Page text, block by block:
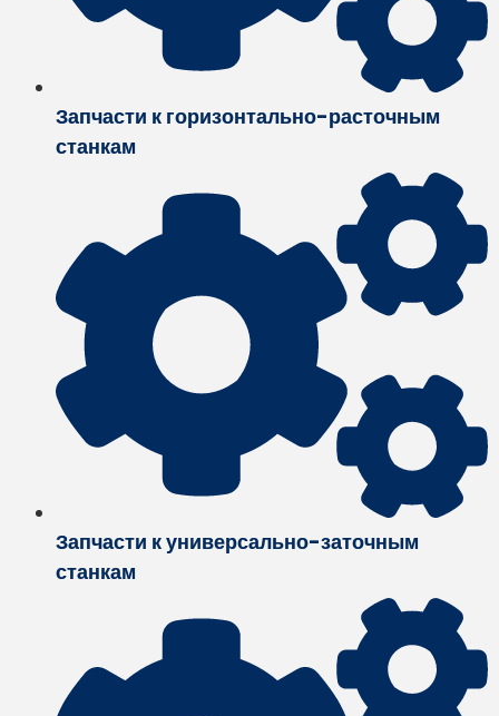
Запчасти к горизонтально-расточным
станкам
Запчасти к универсально-заточным
станкам